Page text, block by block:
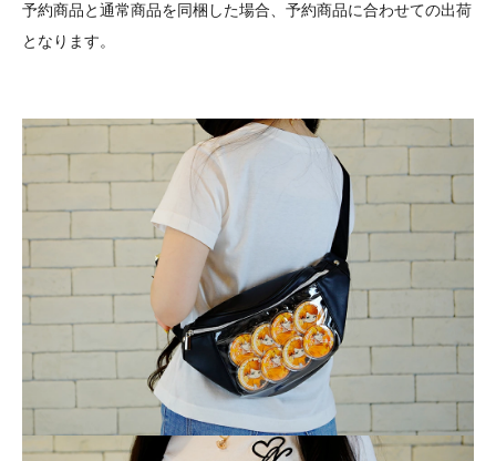
予約商品と通常商品を同梱した場合、予約商品に合わせての出荷
となります。